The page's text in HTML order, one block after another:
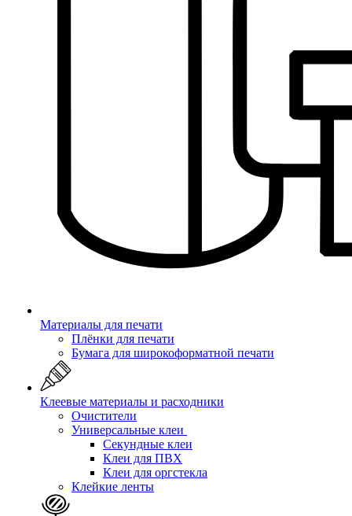
Материалы для печати
Плёнки для печати
Бумага для широкоформатной печати
Клеевые материалы и расходники
Очистители
Универсальные клеи
Секундные клеи
Клеи для ПВХ
Клеи для оргстекла
Клейкие ленты